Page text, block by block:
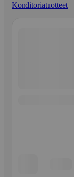
Konditoriatuotteet